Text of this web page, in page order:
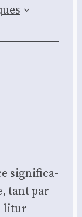
signi­fi­ca­
tant par
litur­